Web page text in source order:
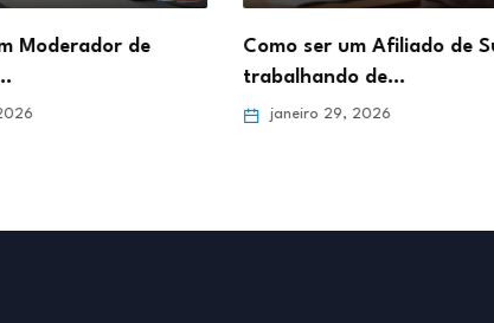
Como ser um Afiliado de Sucesso
trabalhando de…